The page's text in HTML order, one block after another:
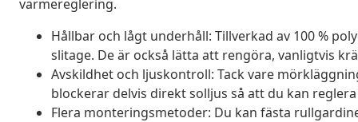
värmereglering.
Hållbar och lågt underhåll: Tillverkad av 100 %
slitage. De är också lätta att rengöra, vanligtvis
Avskildhet och ljuskontroll: Tack vare
blockerar delvis direkt solljus så att du kan
Flera monteringsmetoder: Du kan fästa